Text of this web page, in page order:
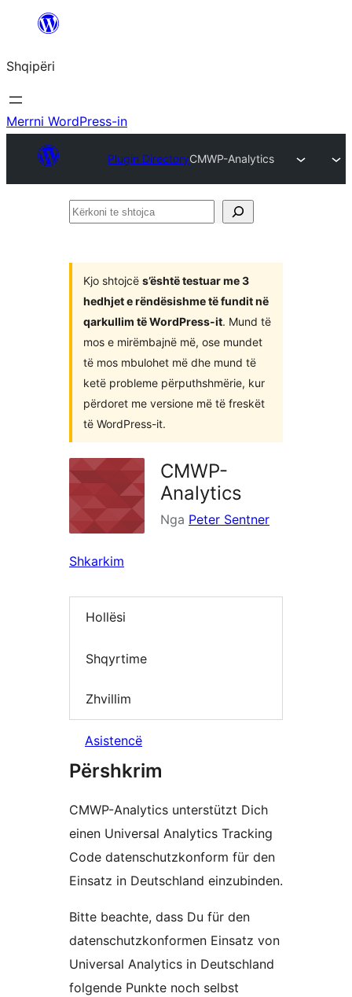
Hidhu
lënda
Shqipëri
Merrni WordPress-in
Plugin DirectoryCMWP-Analytics
Kërkoni
Kjo shtojcë s’është testuar me 3
hedhjet e rëndësishme të fundit në
qarkullim të WordPress-it. Mund të
mos e mirëmbajnë më, ose mundet
të mos mbulohet më dhe mund të
ketë probleme përputhshmërie, kur
përdoret me versione më të freskët
të WordPress-it.
CMWP-
Analytics
Nga Peter Sentner
Shkarkim
Hollësi
Shqyrtime
Zhvillim
Asistencë
Përshkrim
CMWP-Analytics unterstützt Dich
einen Universal Analytics Tracking
Code datenschutzkonform für den
Einsatz in Deutschland einzubinden.
Bitte beachte, dass Du für den
datenschutzkonformen Einsatz von
Universal Analytics in Deutschland
folgende Punkte noch selbst